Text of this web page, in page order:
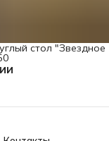
стол "Звездное